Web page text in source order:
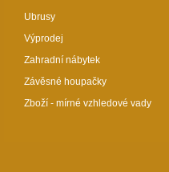
Ubrusy
Výprodej
Zahradní nábytek
Závěsné houpačky
Zboží - mírné vzhledové vady